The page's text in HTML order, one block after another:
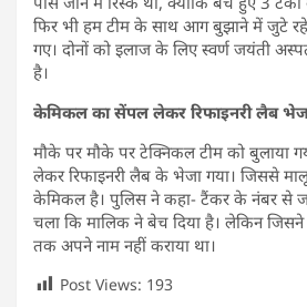
फिर भी हम टीम के साथ आग बुझाने में जुटे
गए। दोनों को इलाज के लिए स्वर्ण जयंती
है।
केमिकल का सेंपल लेकर रिफाइनरी लैब
मौके पर मौके पर टेक्निकल टीम को बुलाया
लेकर रिफाइनरी लैब के भेजा गया। जिससे
केमिकल है। पुलिस ने कहा- टैंकर के नंबर से
चला कि मालिक ने बेच दिया है। लेकिन
तक अपने नाम नहीं कराया था।
Post Views: 193